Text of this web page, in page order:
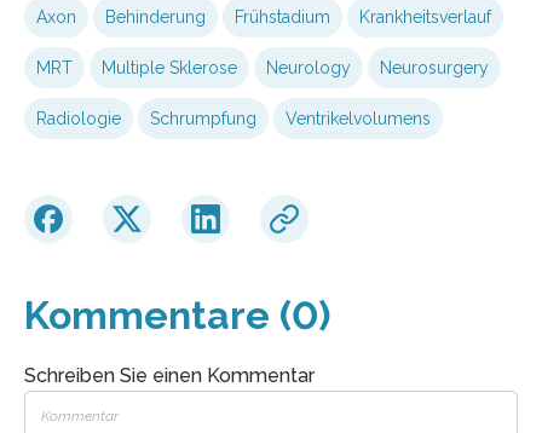
Axon Behinderung Frühstadium Krankheitsverlauf
MRT Multiple Sklerose Neurology Neurosurgery
Radiologie Schrumpfung Ventrikelvolumens
Kommentare (0)
Schreiben Sie einen Kommentar